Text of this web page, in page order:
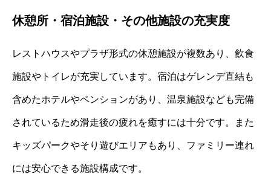
休憩所・宿泊施設・その他施設の充実度
レストハウスやプラザ形式の休憩施設が複数あり、飲食
施設やトイレが充実しています。宿泊はゲレンデ直結も
含めたホテルやペンションがあり、温泉施設なども完備
されているため滑走後の疲れを癒すには十分です。また
キッズパークやそり遊びエリアもあり、ファミリー連れ
には安心できる施設構成です。